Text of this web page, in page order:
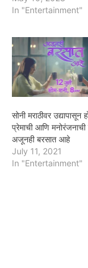
In "Entertainment"
सोनी मराठीवर उद्यापासून
प्रेमाची आणि मनोरंजनाची
अजूनही बरसात आहे
July 11, 2021
In "Entertainment"